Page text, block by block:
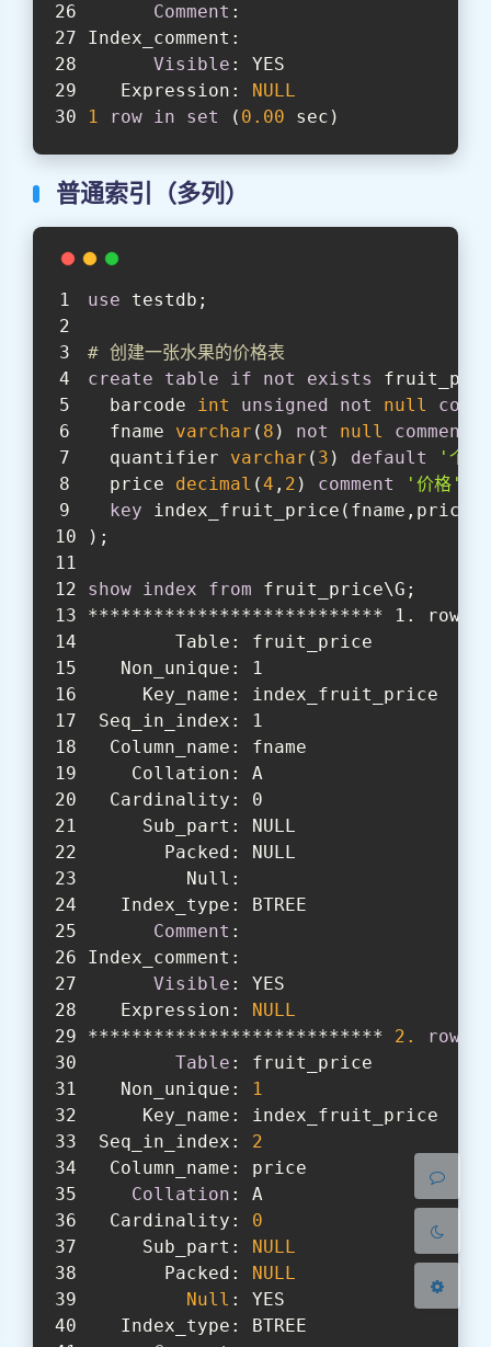
夜间模式
浅阴影
关闭 灰度
Comment :
Index_comment:
Visible : YES
   Expression:
NULL
1
row in set ( 0.00 sec)
普通索引（多列）
use testdb;
# 创建一张水果的价格表
create
table if not exists
  barcode
int unsigned not null
  fname
varchar ( 8 ) not null comment
  quantifier
varchar ( 3 ) default '个'
  price
decimal (4 , 2 ) comment '价格'
key index_fruit_price(fname,price)
);
show index from fruit_price\G;
*************************** 1. row
        Table: fruit_price
   Non_unique: 1
     Key_name: index_fruit_price
Seq_in_index: 1
  Column_name: fname
    Collation: A
  Cardinality: 0
     Sub_part: NULL
       Packed: NULL
         Null:
   Index_type: BTREE
Comment :
Index_comment:
Visible : YES
   Expression:
NULL
*************************** 2. row
Table : fruit_price
   Non_unique:
1
     Key_name: index_fruit_price
Seq_in_index: 2
  Column_name: price
Collation : A
  Cardinality:
0
     Sub_part:
NULL
       Packed:
NULL
Null : YES
   Index_type: BTREE